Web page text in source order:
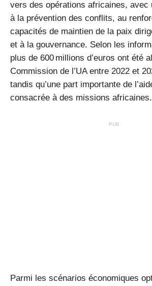
vers des opérations africaines, avec
à la prévention des conflits, au
capacités de maintien de la paix
et à la gouvernance. Selon les
plus de 600 millions d’euros ont été
Commission de l’UA entre 2022 et
tandis qu’une part importante de
consacrée à des missions africaines.
PUB
Parmi les scénarios économiques